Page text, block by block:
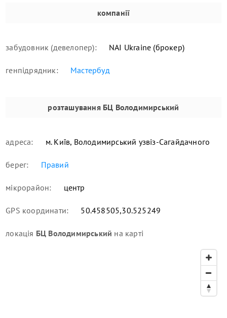
компанії
забудовник (девелопер): NAI Ukraine (брокер)
генпідрядник: Мастербуд
розташуванняБЦ Володимирський
адреса: м. Київ, Володимирський узвіз-Сагайдачного
берег: Правий
мікрорайон: центр
GPS координати: 50.458505,30.525249
локація БЦ Володимирський на карті